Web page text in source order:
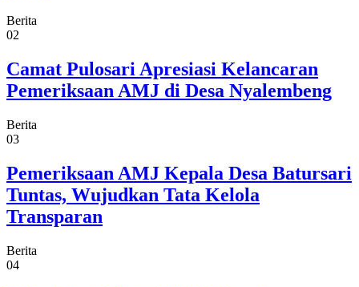
Berita
02
Camat Pulosari Apresiasi Kelancaran
Pemeriksaan AMJ di Desa Nyalembeng
Berita
03
Pemeriksaan AMJ Kepala Desa Batursari
Tuntas, Wujudkan Tata Kelola
Transparan
Berita
04